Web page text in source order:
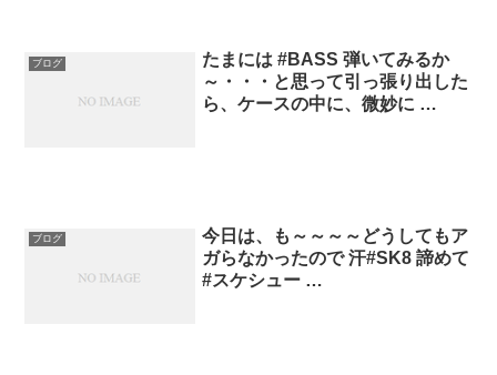
ブログ
たまには #BASS 弾いてみるか
～・・・と思って引っ張り出した
ら、ケースの中に、微妙に …
ブログ
今日は、も～～～～どうしてもア
ガらなかったので 汗#SK8 諦めて
#スケシュー …